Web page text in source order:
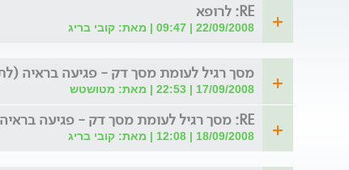
RE: לרופא
22/09/2008 | 09:47 | מאת: קובי בריג
מסך רגיל לעומת מסך דק - פגיעה בראיה
17/09/2008 | 22:53 | מאת: מטושטש
RE: מסך רגיל לעומת מסך דק - פגיעה בראיה
18/09/2008 | 12:08 | מאת: קובי בריג